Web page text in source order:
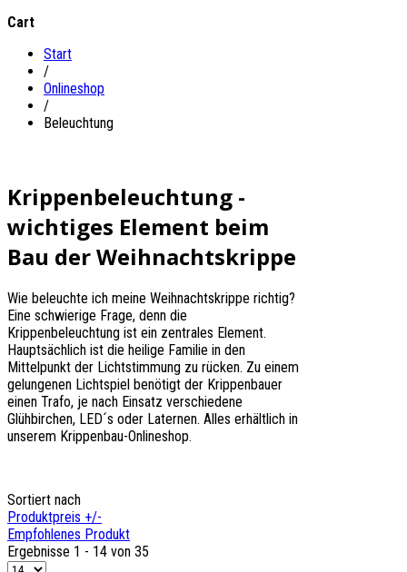
Cart
Start
/
Onlineshop
/
Beleuchtung
Krippenbeleuchtung -
wichtiges Element beim
Bau der Weihnachtskrippe
Wie beleuchte ich meine Weihnachtskrippe richtig?
Eine schwierige Frage, denn die
Krippenbeleuchtung ist ein zentrales Element.
Hauptsächlich ist die heilige Familie in den
Mittelpunkt der Lichtstimmung zu rücken. Zu einem
gelungenen Lichtspiel benötigt der Krippenbauer
einen Trafo, je nach Einsatz verschiedene
Glühbirchen, LED´s oder Laternen. Alles erhältlich in
unserem Krippenbau-Onlineshop.
Sortiert nach
Produktpreis +/-
Empfohlenes Produkt
Ergebnisse 1 - 14 von 35